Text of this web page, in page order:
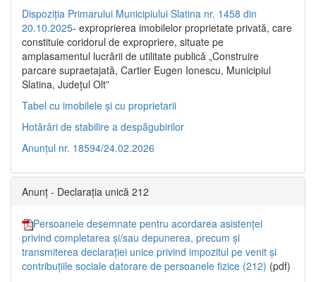
Dispoziția Primarului Municipiului Slatina nr. 1458 din
20.10.2025- exproprierea imobilelor proprietate privată, care
constituie coridorul de expropriere, situate pe
amplasamentul lucrării de utilitate publică „Construire
parcare supraetajată, Cartier Eugen Ionescu, Municipiul
Slatina, Județul Olt”
Tabel cu imobilele și cu proprietarii
Hotărâri de stabilire a despăgubirilor
Anunțul nr. 18594/24.02.2026
Anunț - Declarația unică 212
Persoanele desemnate pentru acordarea asistenței
privind completarea și/sau depunerea, precum și
transmiterea declarației unice privind impozitul pe venit și
contribuțiile sociale datorare de persoanele fizice (212) (pdf)